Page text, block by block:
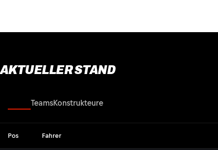
AKTUELLER STAND
TeamsKonstrukteure
Pos Fahrer